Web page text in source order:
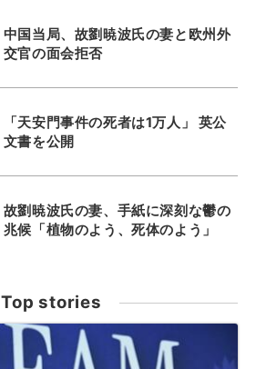
中国当局、故劉暁波氏の妻と欧州外
交官の面会拒否
「天安門事件の死者は1万人」 英公
文書を公開
故劉暁波氏の妻、手紙に深刻な鬱の
兆候「植物のよう、死体のよう」
Top stories